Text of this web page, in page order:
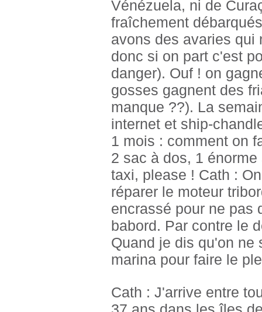
Vénézuela, ni de
fraîchement
avons des avaries qui
donc si on part c'est
danger). Ouf ! on
gosses gagnent des
manque ??). La
internet et ship-
1 mois : comment on
2 sac à dos, 1
taxi, please ! Cath :
réparer le moteur
encrassé pour ne pas
babord. Par contre le
Quand je dis qu'on ne
marina pour faire le
Cath : J'arrive entre